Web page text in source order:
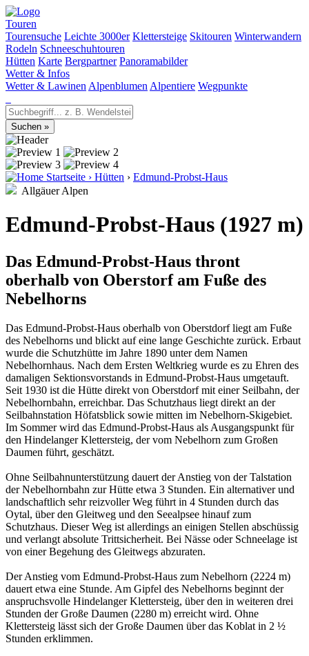
Touren
Tourensuche Leichte 3000er Klettersteige Skitouren Winterwandern
Rodeln Schneeschuhtouren
Hütten Karte Bergpartner Panoramabilder
Wetter & Infos
Wetter & Lawinen Alpenblumen Alpentiere Wegpunkte
Startseite › Hütten › Edmund-Probst-Haus
Allgäuer Alpen
Edmund-Probst-Haus (1927 m)
Das Edmund-Probst-Haus thront
oberhalb von Oberstorf am Fuße des
Nebelhorns
Das Edmund-Probst-Haus oberhalb von Oberstdorf liegt am Fuße
des Nebelhorns und blickt auf eine lange Geschichte zurück. Erbaut
wurde die Schutzhütte im Jahre 1890 unter dem Namen
Nebelhornhaus. Nach dem Ersten Weltkrieg wurde es zu Ehren des
damaligen Sektionsvorstands in Edmund-Probst-Haus umgetauft.
Seit 1930 ist die Hütte direkt von Oberstdorf mit einer Seilbahn, der
Nebelhornbahn, erreichbar. Das Schutzhaus liegt direkt an der
Seilbahnstation Höfatsblick sowie mitten im Nebelhorn-Skigebiet.
Im Sommer wird das Edmund-Probst-Haus als Ausgangspunkt für
den Hindelanger Klettersteig, der vom Nebelhorn zum Großen
Daumen führt, geschätzt.
Ohne Seilbahnunterstützung dauert der Anstieg von der Talstation
der Nebelhornbahn zur Hütte etwa 3 Stunden. Ein alternativer und
landschaftlich sehr reizvoller Weg führt in 4 Stunden durch das
Oytal, über den Gleitweg und den Seealpsee hinauf zum
Schutzhaus. Dieser Weg ist allerdings an einigen Stellen abschüssig
und verlangt absolute Trittsicherheit. Bei Nässe oder Schneelage ist
von einer Begehung des Gleitwegs abzuraten.
Der Anstieg vom Edmund-Probst-Haus zum Nebelhorn (2224 m)
dauert etwa eine Stunde. Am Gipfel des Nebelhorns beginnt der
anspruchsvolle Hindelanger Klettersteig, über den in weiteren drei
Stunden der Große Daumen (2280 m) erreicht wird. Ohne
Klettersteig lässt sich der Große Daumen über das Koblat in 2 ½
Stunden erklimmen.